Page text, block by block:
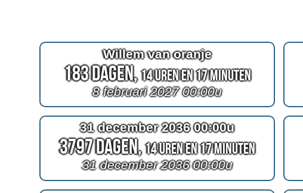
Willem van oranje
183 Dagen,14 Uren en 17 Minuten
8 februari 2027 00:00u
31 december 2036 00:00u
3797 Dagen,14 Uren en 17 Minuten
31 december 2036 00:00u